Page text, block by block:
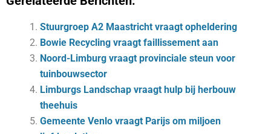
Stuurgroep A2 Maastricht vraagt opheldering
Bowie Recycling vraagt faillissement aan
Noord-Limburg vraagt provinciale steun voor
tuinbouwsector
Limburgs Landschap vraagt hulp bij herbouw
theehuis
Gemeente Venlo vraagt Parijs om miljoen